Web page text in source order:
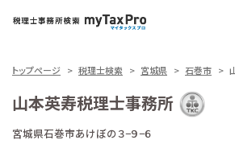
トップページ 税理士検索 宮城県 石巻市
山本英寿税理士事務所
宮城県石巻市あけぼの３−９−６